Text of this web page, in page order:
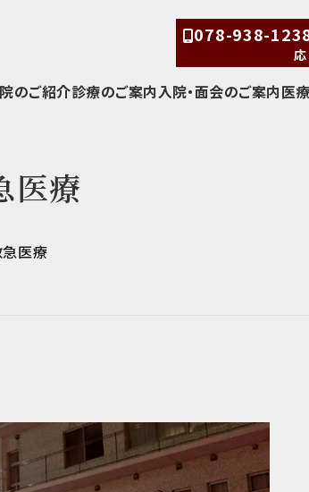
078-938-
応
のご紹介診療のご案内入院・面会のご案内医
医療
医療